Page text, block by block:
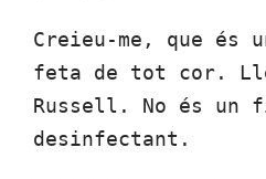
Creieu-me, que és
feta de tot cor.
Russell. No és un
desinfectant.